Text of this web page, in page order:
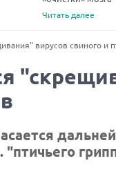
Читать далее
вирусов свиного и
"птичьего